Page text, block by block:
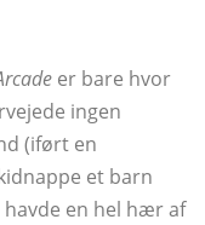
er bare hvor
ingen
(iført en
et barn
en hel hær af